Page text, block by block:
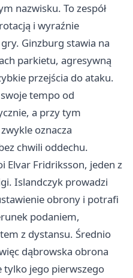
nazwisku. To zespół
i wyraźnie
Ginzburg stawia na
parkietu, agresywną
przejścia do ataku.
swoje tempo od
a przy tym
oznacza
chwili oddechu.
Elvar Fridriksson, jeden z
Islandczyk prowadzi
obrony i potrafi
podaniem,
z dystansu. Średnio
dąbrowska obrona
tylko jego pierwszego